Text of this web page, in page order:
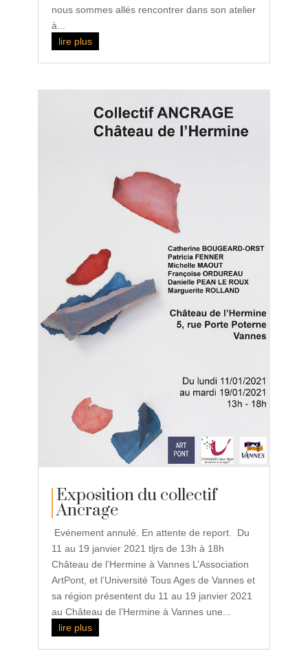
nous sommes allés rencontrer dans son atelier
à...
lire plus
Exposition du collectif
Ancrage
Evénement annulé. En attente de report. Du
11 au 19 janvier 2021 tljrs de 13h à 18h
Château de l’Hermine à Vannes L’Association
ArtPont, et l’Université Tous Ages de Vannes et
sa région présentent du 11 au 19 janvier 2021
au Château de l’Hermine à Vannes une...
lire plus